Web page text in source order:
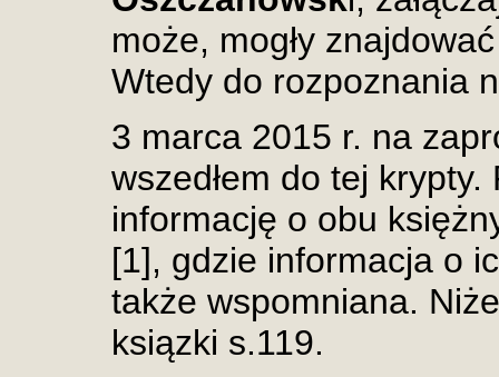
może, mogły
Wtedy do rozpoznania
3 marca 2015 r. na
wszedłem do tej krypty.
informację o obu
[1], gdzie informacja o
także wspomniana.
ksiązki s.119.